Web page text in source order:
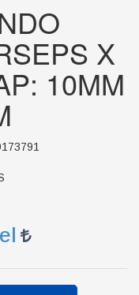
X
10MM